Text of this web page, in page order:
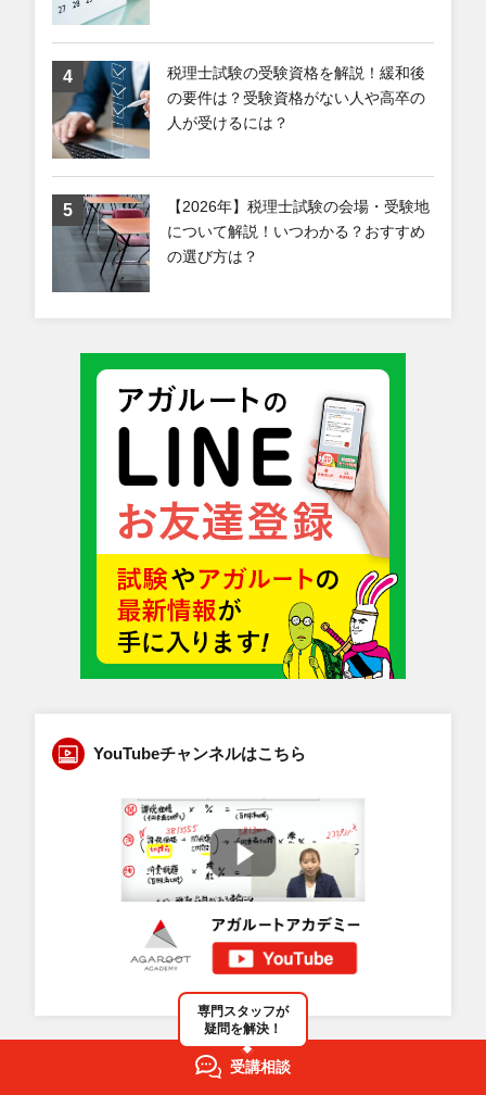
税理士試験の受験資格を解説！緩和後
の要件は？受験資格がない人や高卒の
人が受けるには？
【2026年】税理士試験の会場・受験地
について解説！いつわかる？おすすめ
の選び方は？
YouTubeチャンネルはこちら
専門スタッフが
疑問を解決！
受講相談